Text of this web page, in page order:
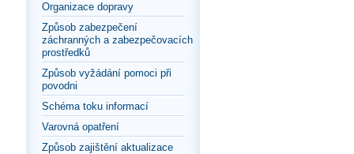
Organizace dopravy
Způsob zabezpečení
záchranných a zabezpečovacích
prostředků
Způsob vyžádání pomoci při
povodni
Schéma toku informací
Varovná opatření
Způsob zajištění aktualizace